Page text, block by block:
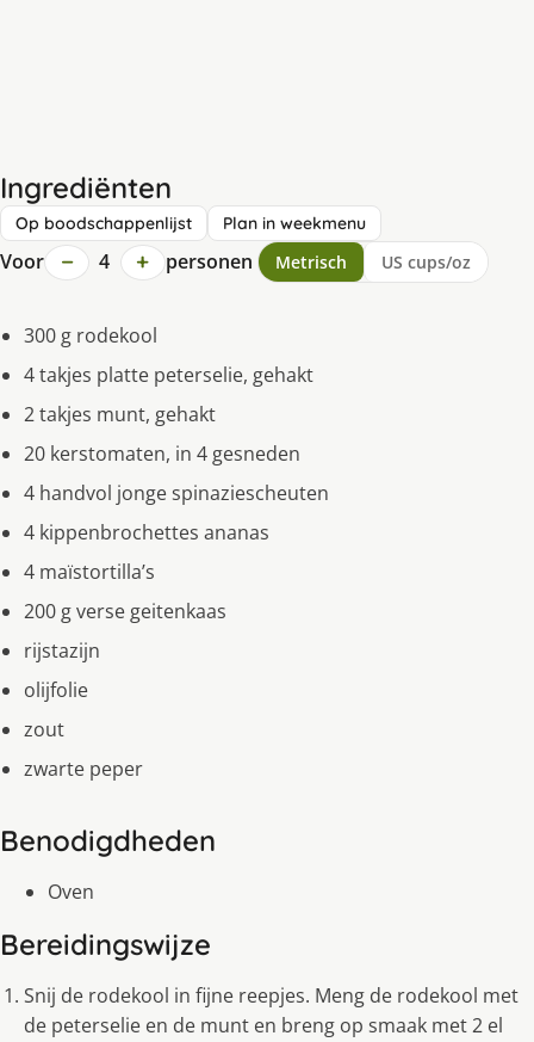
Ingrediënten
Op boodschappenlijst Plan in weekmenu
Voor − 4 + personen Metrisch US cups/oz
300 g rodekool
4 takjes platte peterselie, gehakt
2 takjes munt, gehakt
20 kerstomaten, in 4 gesneden
4 handvol jonge spinaziescheuten
4 kippenbrochettes ananas
4 maïstortilla’s
200 g verse geitenkaas
rijstazijn
olijfolie
zout
zwarte peper
Benodigdheden
Oven
Bereidingswijze
Snij de rodekool in fijne reepjes. Meng de rodekool met
de peterselie en de munt en breng op smaak met 2 el